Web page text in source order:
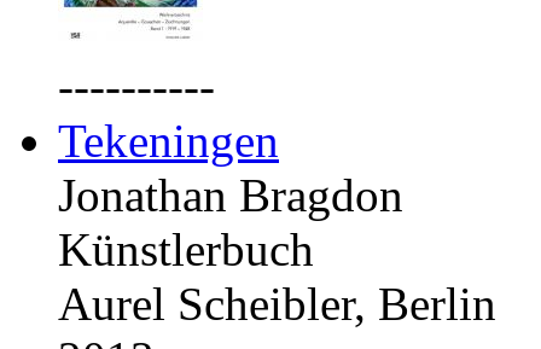
----------
Tekeningen
Jonathan Bragdon
Künstlerbuch
Aurel Scheibler, Berlin